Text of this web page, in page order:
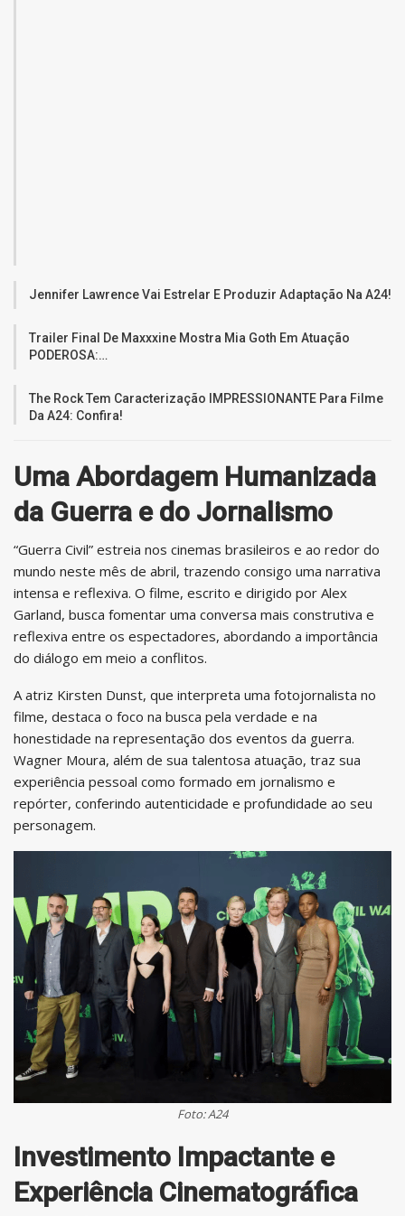
Jennifer Lawrence Vai Estrelar E Produzir Adaptação Na A24!
Trailer Final De Maxxxine Mostra Mia Goth Em Atuação
PODEROSA:…
The Rock Tem Caracterização IMPRESSIONANTE Para Filme
Da A24: Confira!
Uma Abordagem Humanizada
da Guerra e do Jornalismo
“Guerra Civil” estreia nos cinemas brasileiros e ao redor do
mundo neste mês de abril, trazendo consigo uma narrativa
intensa e reflexiva. O filme, escrito e dirigido por Alex
Garland, busca fomentar uma conversa mais construtiva e
reflexiva entre os espectadores, abordando a importância
do diálogo em meio a conflitos.
A atriz Kirsten Dunst, que interpreta uma fotojornalista no
filme, destaca o foco na busca pela verdade e na
honestidade na representação dos eventos da guerra.
Wagner Moura, além de sua talentosa atuação, traz sua
experiência pessoal como formado em jornalismo e
repórter, conferindo autenticidade e profundidade ao seu
personagem.
Foto: A24
Investimento Impactante e
Experiência Cinematográfica